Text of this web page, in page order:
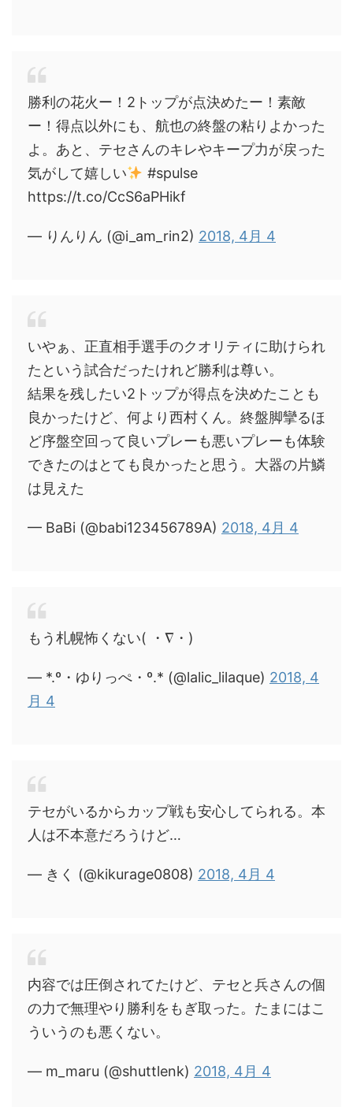
勝利の花火ー！2トップが点決めたー！素敵
ー！得点以外にも、航也の終盤の粘りよかった
よ。あと、テセさんのキレやキープ力が戻った
気がして嬉しい
#spulse
https://t.co/CcS6aPHikf
— りんりん (@i_am_rin2) 2018, 4月 4
いやぁ、正直相手選手のクオリティに助けられ
たという試合だったけれど勝利は尊い。
結果を残したい2トップが得点を決めたことも
良かったけど、何より西村くん。終盤脚攣るほ
ど序盤空回って良いプレーも悪いプレーも体験
できたのはとても良かったと思う。大器の片鱗
は見えた
— BaBi (@babi123456789A) 2018, 4月 4
もう札幌怖くない( ・∇・)
— *.º・ゆりっぺ・º.* (@lalic_lilaque) 2018, 4
月 4
テセがいるからカップ戦も安心してられる。本
人は不本意だろうけど…
— きく (@kikurage0808) 2018, 4月 4
内容では圧倒されてたけど、テセと兵さんの個
の力で無理やり勝利をもぎ取った。たまにはこ
ういうのも悪くない。
— m_maru (@shuttlenk) 2018, 4月 4